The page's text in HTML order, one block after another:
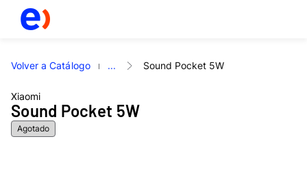
Volver a Catálogo ... Sound Pocket 5W
Xiaomi
Sound Pocket 5W
Agotado